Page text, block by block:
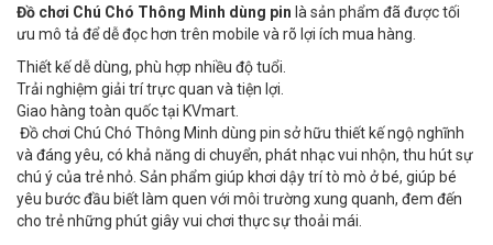
Đồ chơi Chú Chó Thông Minh dùng pin là sản phẩm đã được tối
ưu mô tả để dễ đọc hơn trên mobile và rõ lợi ích mua hàng.
Thiết kế dễ dùng, phù hợp nhiều độ tuổi.
Trải nghiệm giải trí trực quan và tiện lợi.
Giao hàng toàn quốc tại KVmart.
Đồ chơi Chú Chó Thông Minh dùng pin sở hữu thiết kế ngộ nghĩnh
và đáng yêu, có khả năng di chuyển, phát nhạc vui nhộn, thu hút sự
chú ý của trẻ nhỏ. Sản phẩm giúp khơi dậy trí tò mò ở bé, giúp bé
yêu bước đầu biết làm quen với môi trường xung quanh, đem đến
cho trẻ những phút giây vui chơi thực sự thoải mái.